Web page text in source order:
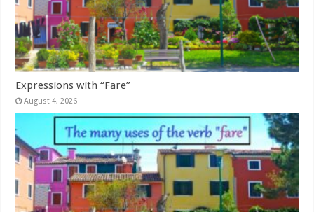
Expressions with “Fare”
August 4, 2026